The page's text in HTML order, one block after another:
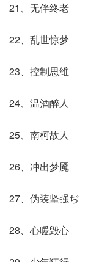
21、无伴终老
22、乱世惊梦
23、控制思维
24、温酒醉人
25、南柯故人
26、冲出梦魇
27、伪装坚强ぢ
28、心暖毁心